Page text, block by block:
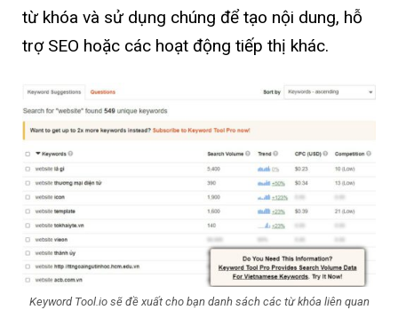
từ ​​khóa và sử dụng chúng để tạo nội dung, hỗ
trợ SEO hoặc các hoạt động tiếp thị khác.
Keyword Tool.io sẽ đề xuất cho bạn danh sách các từ khóa liên quan